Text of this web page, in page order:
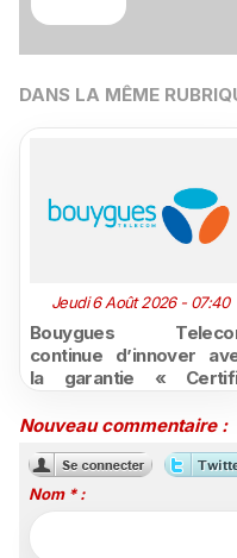
DANS LA MÊME
Jeudi 6 Août 2026 - 07:40
Bouygues
continue d’innover
la garantie «
»
Nouveau commentaire :
Nom * :